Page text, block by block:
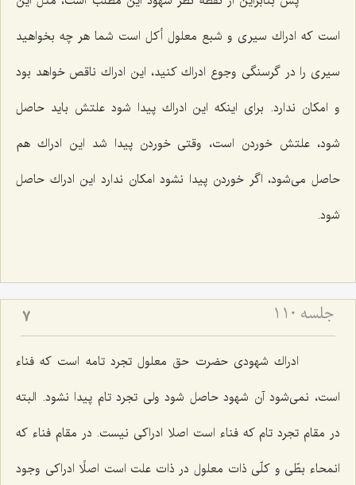
است كه ادراك سیرى و شبع معلول أكل است شما هر چه بخواهید
سیرى را در گرسنگى وجوع ادراك كنید، این ادراك ناقص خواهد بود
و امكان ندارد. براى اینكه این ادراك پیدا شود علتش باید حاصل
شود، علتش خوردن است، وقتى خوردن پیدا شد این ادراك هم
حاصل مى‌شود، اگر خوردن پیدا نشود امكان ندارد این ادراك حاصل
شود.
جلسه ۱۱۰ 7
ادراك شهودى حضرت حق معلول تجرد تامه است كه فناء
است، نمى‌شود آن شهود حاصل شود ولى تجرد تام پیدا نشود. البته
در مقام تجرد تام كه فناء است اصلا ادراكى نیست. در مقام فناء كه
انمحاء بطّى و كلّى ذات معلول در ذات علت است اصلًا ادراكى وجود